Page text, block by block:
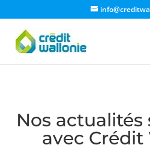
Nos
avec Crédit